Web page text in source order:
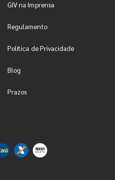
GIV na Imprensa
Regulamento
Política de Privacidade
Blog
Prazos